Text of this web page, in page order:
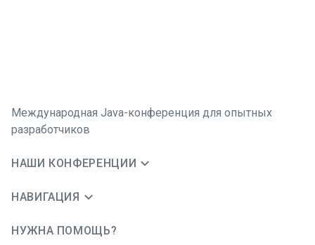
Международная Java-конференция для опытных
разработчиков
НАШИ КОНФЕРЕНЦИИ
НАВИГАЦИЯ
НУЖНА ПОМОЩЬ?